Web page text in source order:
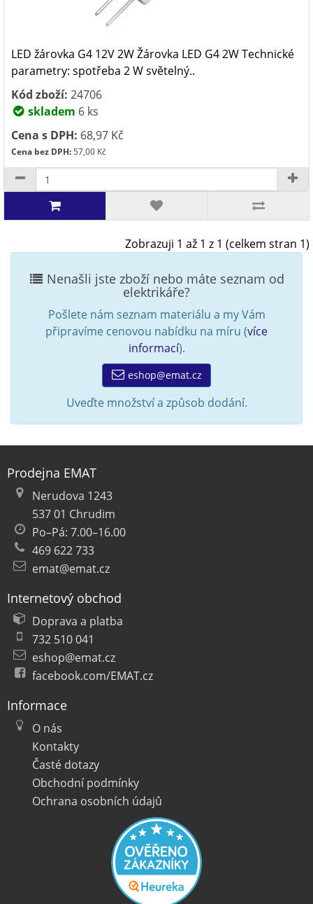
LED žárovka G4 12V 2W Žárovka LED G4 2W Technické
parametry: spotřeba 2 W světelný..
Kód zboží: 24706
skladem 6 ks
Cena s DPH: 68,97 Kč
Cena bez DPH:57,00 Kč
Zobrazuji 1 až 1 z 1 (celkem stran 1)
Nenašli jste zboží nebo máte seznam od
elektrikáře?
Pošlete nám seznam materiálu a my Vám
připravíme cenovou nabídku na míru (více
informací).
eshop@emat.cz
Uveďte množství a způsob dodání.
Prodejna EMAT
Nerudova 1243
537 01 Chrudim
Po–Pá: 7.00–16.00
469 622 733
emat@emat.cz
Internetový obchod
Doprava a platba
732 510 041
eshop@emat.cz
facebook.com/EMAT.cz
Informace
O nás
Kontakty
Časté dotazy
Obchodní podmínky
Ochrana osobních údajů